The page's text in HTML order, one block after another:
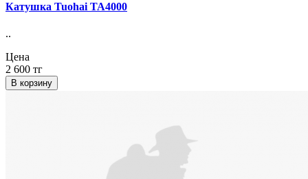
Катушка Tuohai TA4000
..
Цена
2 600 тг
В корзину